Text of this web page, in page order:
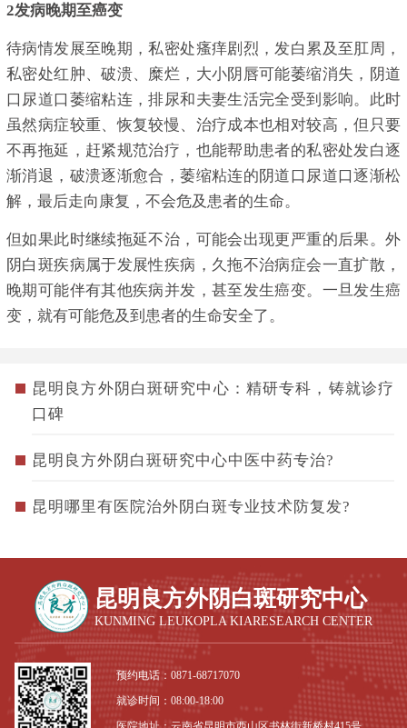
2发病晚期至癌变
待病情发展至晚期，私密处瘙痒剧烈，发白累及至肛周，
私密处红肿、破溃、糜烂，大小阴唇可能萎缩消失，阴道
口尿道口萎缩粘连，排尿和夫妻生活完全受到影响。此时
虽然病症较重、恢复较慢、治疗成本也相对较高，但只要
不再拖延，赶紧规范治疗，也能帮助患者的私密处发白逐
渐消退，破溃逐渐愈合，萎缩粘连的阴道口尿道口逐渐松
解，最后走向康复，不会危及患者的生命。
但如果此时继续拖延不治，可能会出现更严重的后果。外
阴白斑疾病属于发展性疾病，久拖不治病症会一直扩散，
晚期可能伴有其他疾病并发，甚至发生癌变。一旦发生癌
变，就有可能危及到患者的生命安全了。
昆明良方外阴白斑研究中心：精研专科，铸就诊疗
口碑
昆明良方外阴白斑研究中心中医中药专治?
昆明哪里有医院治外阴白斑专业技术防复发?
昆明良方外阴白斑研究中心
KUNMING LEUKOPLA KIARESEARCH CENTER
预约电话：0871-68717070
就诊时间：08:00-18:00